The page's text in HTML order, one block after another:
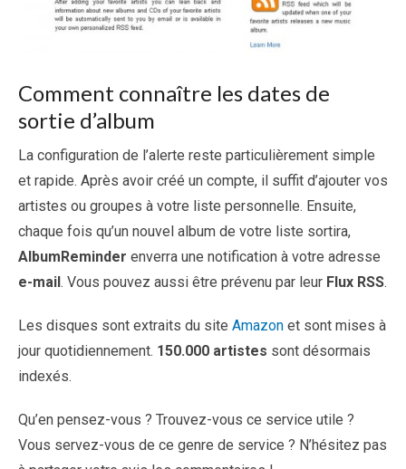
Comment connaître les dates de
sortie d’album
La configuration de l’alerte reste particulièrement simple
et rapide. Après avoir créé un compte, il suffit d’ajouter vos
artistes ou groupes à votre liste personnelle. Ensuite,
chaque fois qu’un nouvel album de votre liste sortira,
AlbumReminder enverra une notification à votre adresse
e-mail. Vous pouvez aussi être prévenu par leur Flux RSS.
Les disques sont extraits du site Amazon et sont mises à
jour quotidiennement. 150.000 artistes sont désormais
indexés.
Qu’en pensez-vous ? Trouvez-vous ce service utile ?
Vous servez-vous de ce genre de service ? N’hésitez pas